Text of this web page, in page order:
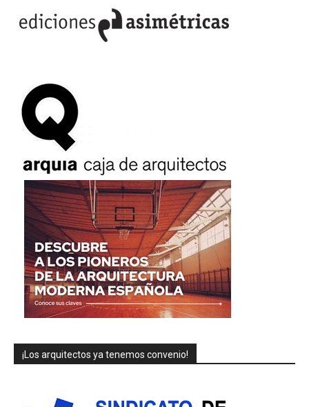
¡Los arquitectos ya tenemos convenio!